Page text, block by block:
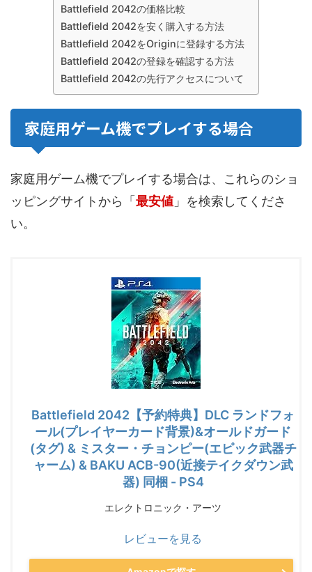
Battlefield 2042の価格比較
Battlefield 2042を安く購入する方法
Battlefield 2042をOriginに登録する方法
Battlefield 2042の登録を確認する方法
Battlefield 2042の先行アクセスについて
家庭用ゲーム機でプレイする場合
家庭用ゲーム機でプレイする場合は、これらのショ
ッピングサイトから「 最安値 」を検索してくださ
い。
Battlefield 2042【予約特典】DLC ランドフォ
ール(プレイヤーカード背景)&オールドガード
(タグ) & ミスター・チョンピー(エピック武器チ
ャーム) & BAKU ACB-90(近接テイクダウン武
器) 同梱 - PS4
エレクトロニック・アーツ
レビューを見る